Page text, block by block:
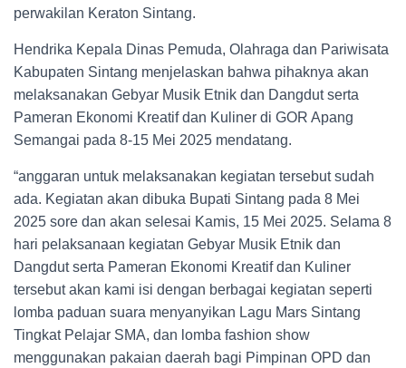
perwakilan Keraton Sintang.
Hendrika Kepala Dinas Pemuda, Olahraga dan Pariwisata
Kabupaten Sintang menjelaskan bahwa pihaknya akan
melaksanakan Gebyar Musik Etnik dan Dangdut serta
Pameran Ekonomi Kreatif dan Kuliner di GOR Apang
Semangai pada 8-15 Mei 2025 mendatang.
“anggaran untuk melaksanakan kegiatan tersebut sudah
ada. Kegiatan akan dibuka Bupati Sintang pada 8 Mei
2025 sore dan akan selesai Kamis, 15 Mei 2025. Selama 8
hari pelaksanaan kegiatan Gebyar Musik Etnik dan
Dangdut serta Pameran Ekonomi Kreatif dan Kuliner
tersebut akan kami isi dengan berbagai kegiatan seperti
lomba paduan suara menyanyikan Lagu Mars Sintang
Tingkat Pelajar SMA, dan lomba fashion show
menggunakan pakaian daerah bagi Pimpinan OPD dan